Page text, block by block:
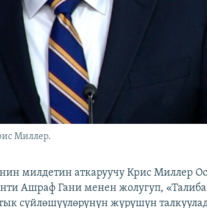
Миллер.
милдетин аткаруучу Крис Миллер
Ашраф Гани менен жолугуп,
сүйлөшүүлөрүнүн жүрүшүн